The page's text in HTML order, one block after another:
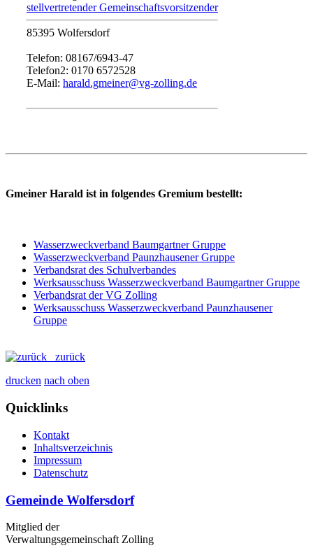
stellvertretender Gemeinschaftsvorsitzender
85395 Wolfersdorf
Telefon: 08167/6943-47
Telefon2: 0170 6572528
E-Mail: harald.gmeiner@vg-zolling.de
Gmeiner Harald ist in folgendes Gremium bestellt:
Wasserzweckverband Baumgartner Gruppe
Wasserzweckverband Paunzhausener Gruppe
Verbandsrat des Schulverbandes
Werksausschuss Wasserzweckverband Baumgartner Gruppe
Verbandsrat der VG Zolling
Werksausschuss Wasserzweckverband Paunzhausener
Gruppe
zurück
drucken nach oben
Quicklinks
Kontakt
Inhaltsverzeichnis
Impressum
Datenschutz
Gemeinde Wolfersdorf
Mitglied der
Verwaltungsgemeinschaft Zolling